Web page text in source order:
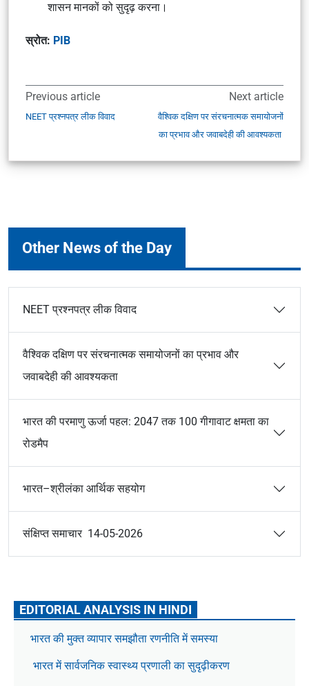
शासन मानकों को सुदृढ़ करना।
स्रोत: PIB
Previous article
NEET प्रश्नपत्र लीक विवाद
Next article
वैश्विक दक्षिण पर संरचनात्मक समायोजनों
का प्रभाव और जवाबदेही की आवश्यकता
Other News of the Day
NEET प्रश्नपत्र लीक विवाद
वैश्विक दक्षिण पर संरचनात्मक समायोजनों का प्रभाव और
जवाबदेही की आवश्यकता
भारत की परमाणु ऊर्जा पहल: 2047 तक 100 गीगावाट क्षमता का
रोडमैप
भारत–श्रीलंका आर्थिक सहयोग
संक्षिप्त समाचार 14-05-2026
EDITORIAL ANALYSIS IN HINDI
भारत की मुक्त व्यापार समझौता रणनीति में समस्या
भारत में सार्वजनिक स्वास्थ्य प्रणाली का सुदृढ़ीकरण